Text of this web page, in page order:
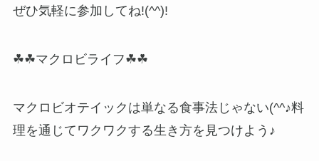
ぜひ気軽に参加してね!(^^)!
☘☘マクロビライフ☘☘
マクロビオテイックは単なる食事法じゃない(^^♪料
理を通じてワクワクする生き方を見つけよう♪